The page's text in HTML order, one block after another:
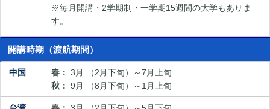
※毎月開講・2学期制・一学期15週間の大学もありま
す。
開講時期（渡航期間）
春： 3月 （2月下旬）～7月上旬
秋： 9月 （8月下旬）～1月上旬